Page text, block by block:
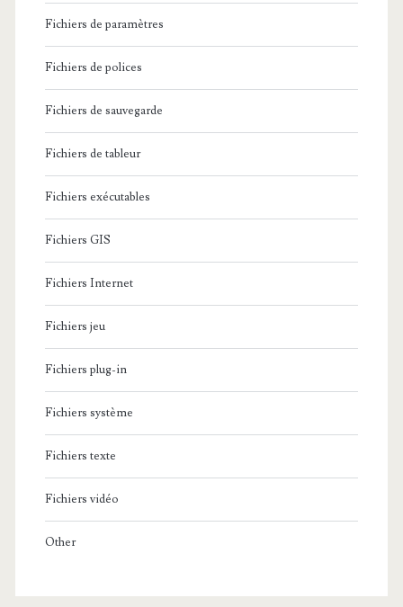
Fichiers de paramètres
Fichiers de polices
Fichiers de sauvegarde
Fichiers de tableur
Fichiers exécutables
Fichiers GIS
Fichiers Internet
Fichiers jeu
Fichiers plug-in
Fichiers système
Fichiers texte
Fichiers vidéo
Other